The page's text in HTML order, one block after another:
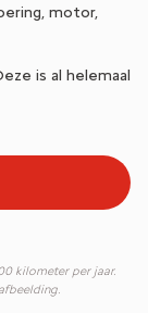
motor,
is al helemaal
kilometer per jaar.